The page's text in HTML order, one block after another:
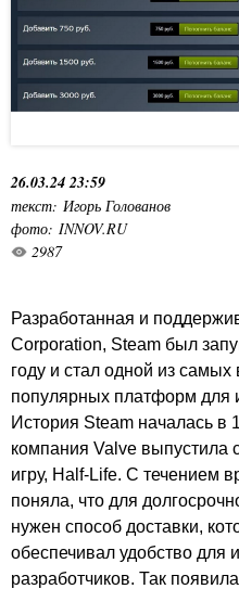
26.03.24 23:59
текст: Игорь Голованов
фото: INNOV.RU
2987
Разработанная и
Corporation, Steam был
году и стал одной из самых
популярных платформ для
История Steam началась в
компания Valve выпустила
игру, Half-Life. С течением
поняла, что для
нужен способ доставки,
обеспечивал удобство для
разработчиков. Так